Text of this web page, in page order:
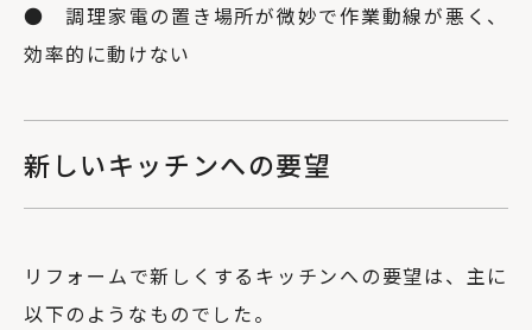
● 調理家電の置き場所が微妙で作業動線が悪く、
効率的に動けない
新しいキッチンへの要望
リフォームで新しくするキッチンへの要望は、主に
以下のようなものでした。